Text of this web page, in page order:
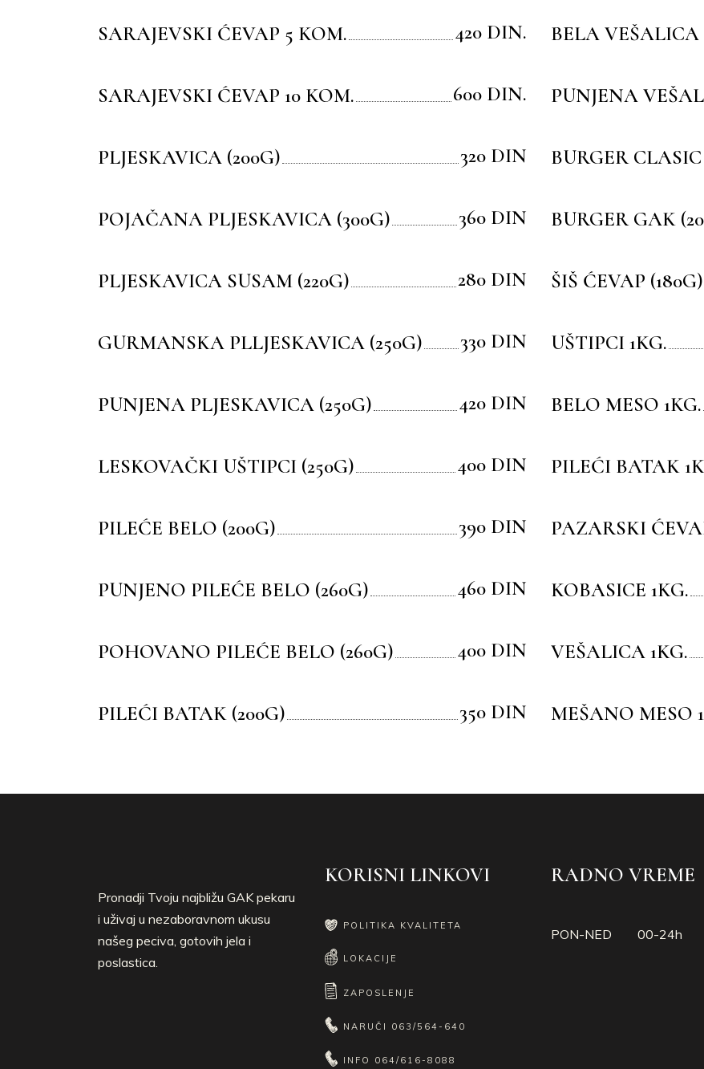
SARAJEVSKI ĆEVAP 5 KOM. 420 DIN.
SARAJEVSKI ĆEVAP 10 KOM. 600 DIN.
PLJESKAVICA (200G) 320 DIN
POJAČANA PLJESKAVICA (300G) 360 DIN
PLJESKAVICA SUSAM (220G) 280 DIN
GURMANSKA PLLJESKAVICA (250G) 330 DIN
PUNJENA PLJESKAVICA (250G) 420 DIN
LESKOVAČKI UŠTIPCI (250G) 400 DIN
PILEĆE BELO (200G) 390 DIN
PUNJENO PILEĆE BELO (260G) 460 DIN
POHOVANO PILEĆE BELO (260G) 400 DIN
PILEĆI BATAK (200G) 350 DIN
BELA VEŠALICA
PUNJENA
BURGER CLASIC
BURGER GAK
ŠIŠ ĆEVAP (180G)
UŠTIPCI 1KG.
BELO MESO 1KG.
PILEĆI BATAK
PAZARSKI
KOBASICE 1KG.
VEŠALICA 1KG.
MEŠANO MESO
Pronadji Tvoju najbližu GAK pekaru
i uživaj u nezaboravnom ukusu
našeg peciva, gotovih jela i
poslastica.
KORISNI LINKOVI
POLITIKA KVALITETA
LOKACIJE
ZAPOSLENJE
NARUČI 063/564-640
INFO 064/616-8088
RADNO VREME
PON-NED 00-24h